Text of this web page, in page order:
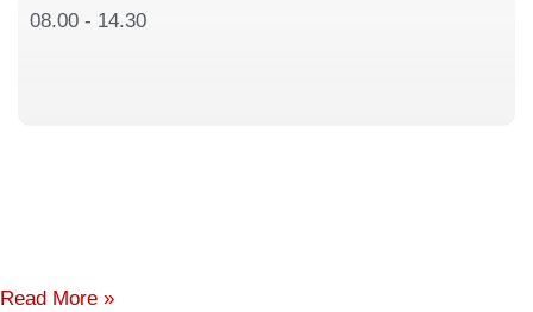
08.00 - 14.30
Read More »